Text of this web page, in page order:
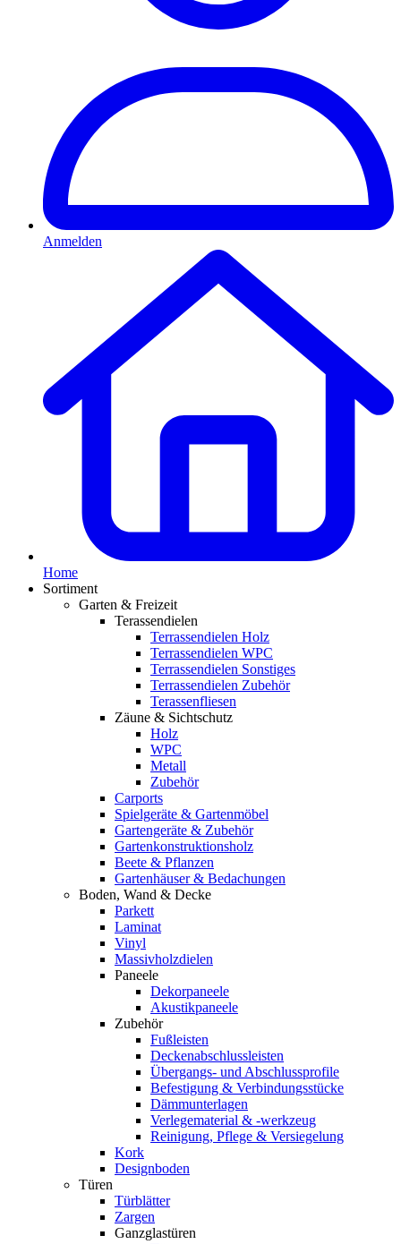
Anmelden
Home
Sortiment
Garten & Freizeit
Terassendielen
Terrassendielen Holz
Terrassendielen WPC
Terrassendielen Sonstiges
Terrassendielen Zubehör
Terassenfliesen
Zäune & Sichtschutz
Holz
WPC
Metall
Zubehör
Carports
Spielgeräte & Gartenmöbel
Gartengeräte & Zubehör
Gartenkonstruktionsholz
Beete & Pflanzen
Gartenhäuser & Bedachungen
Boden, Wand & Decke
Parkett
Laminat
Vinyl
Massivholzdielen
Paneele
Dekorpaneele
Akustikpaneele
Zubehör
Fußleisten
Deckenabschlussleisten
Übergangs- und Abschlussprofile
Befestigung & Verbindungsstücke
Dämmunterlagen
Verlegematerial & -werkzeug
Reinigung, Pflege & Versiegelung
Kork
Designboden
Türen
Türblätter
Zargen
Ganzglastüren